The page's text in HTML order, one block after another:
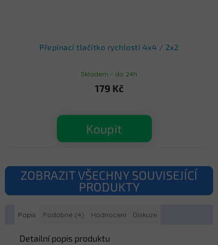
Přepínací tlačítko rychlosti 4x4 / 2x2
Skladem - do 24h
179 Kč
Koupit
ZOBRAZIT VŠECHNY SOUVISEJÍCÍ
PRODUKTY
Popis Podobné (4) Hodnocení Diskuze
Detailní popis produktu